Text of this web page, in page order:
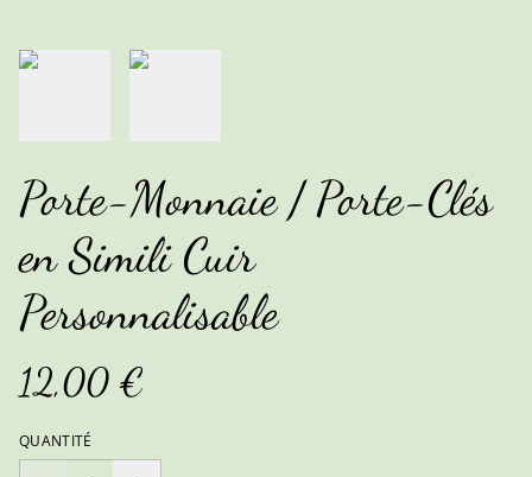
Porte-Monnaie / Porte-Clés
en Simili Cuir
Personnalisable
12,00 €
QUANTITÉ